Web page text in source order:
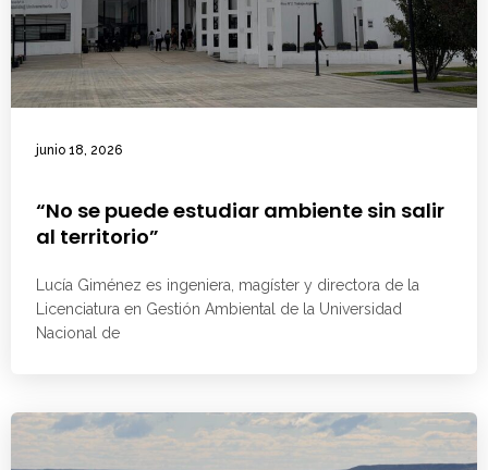
junio 18, 2026
“No se puede estudiar ambiente sin salir
al territorio”
Lucía Giménez es ingeniera, magíster y directora de la
Licenciatura en Gestión Ambiental de la Universidad
Nacional de